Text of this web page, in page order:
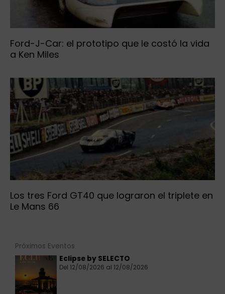
Ford-J-Car: el prototipo que le costó la vida
a Ken Miles
Los tres Ford GT40 que lograron el triplete en
Le Mans 66
Próximos Eventos
Eclipse by SELECTO
Del 12/08/2026 al 12/08/2026